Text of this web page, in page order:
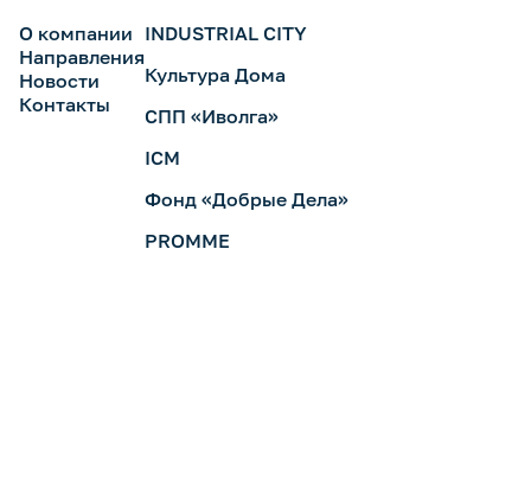
О компании
Направления
Новости
Контакты
INDUSTRIAL CITY
Культура Дома
СПП «Иволга»
ICM
Фонд «Добрые Дела»
PROMME